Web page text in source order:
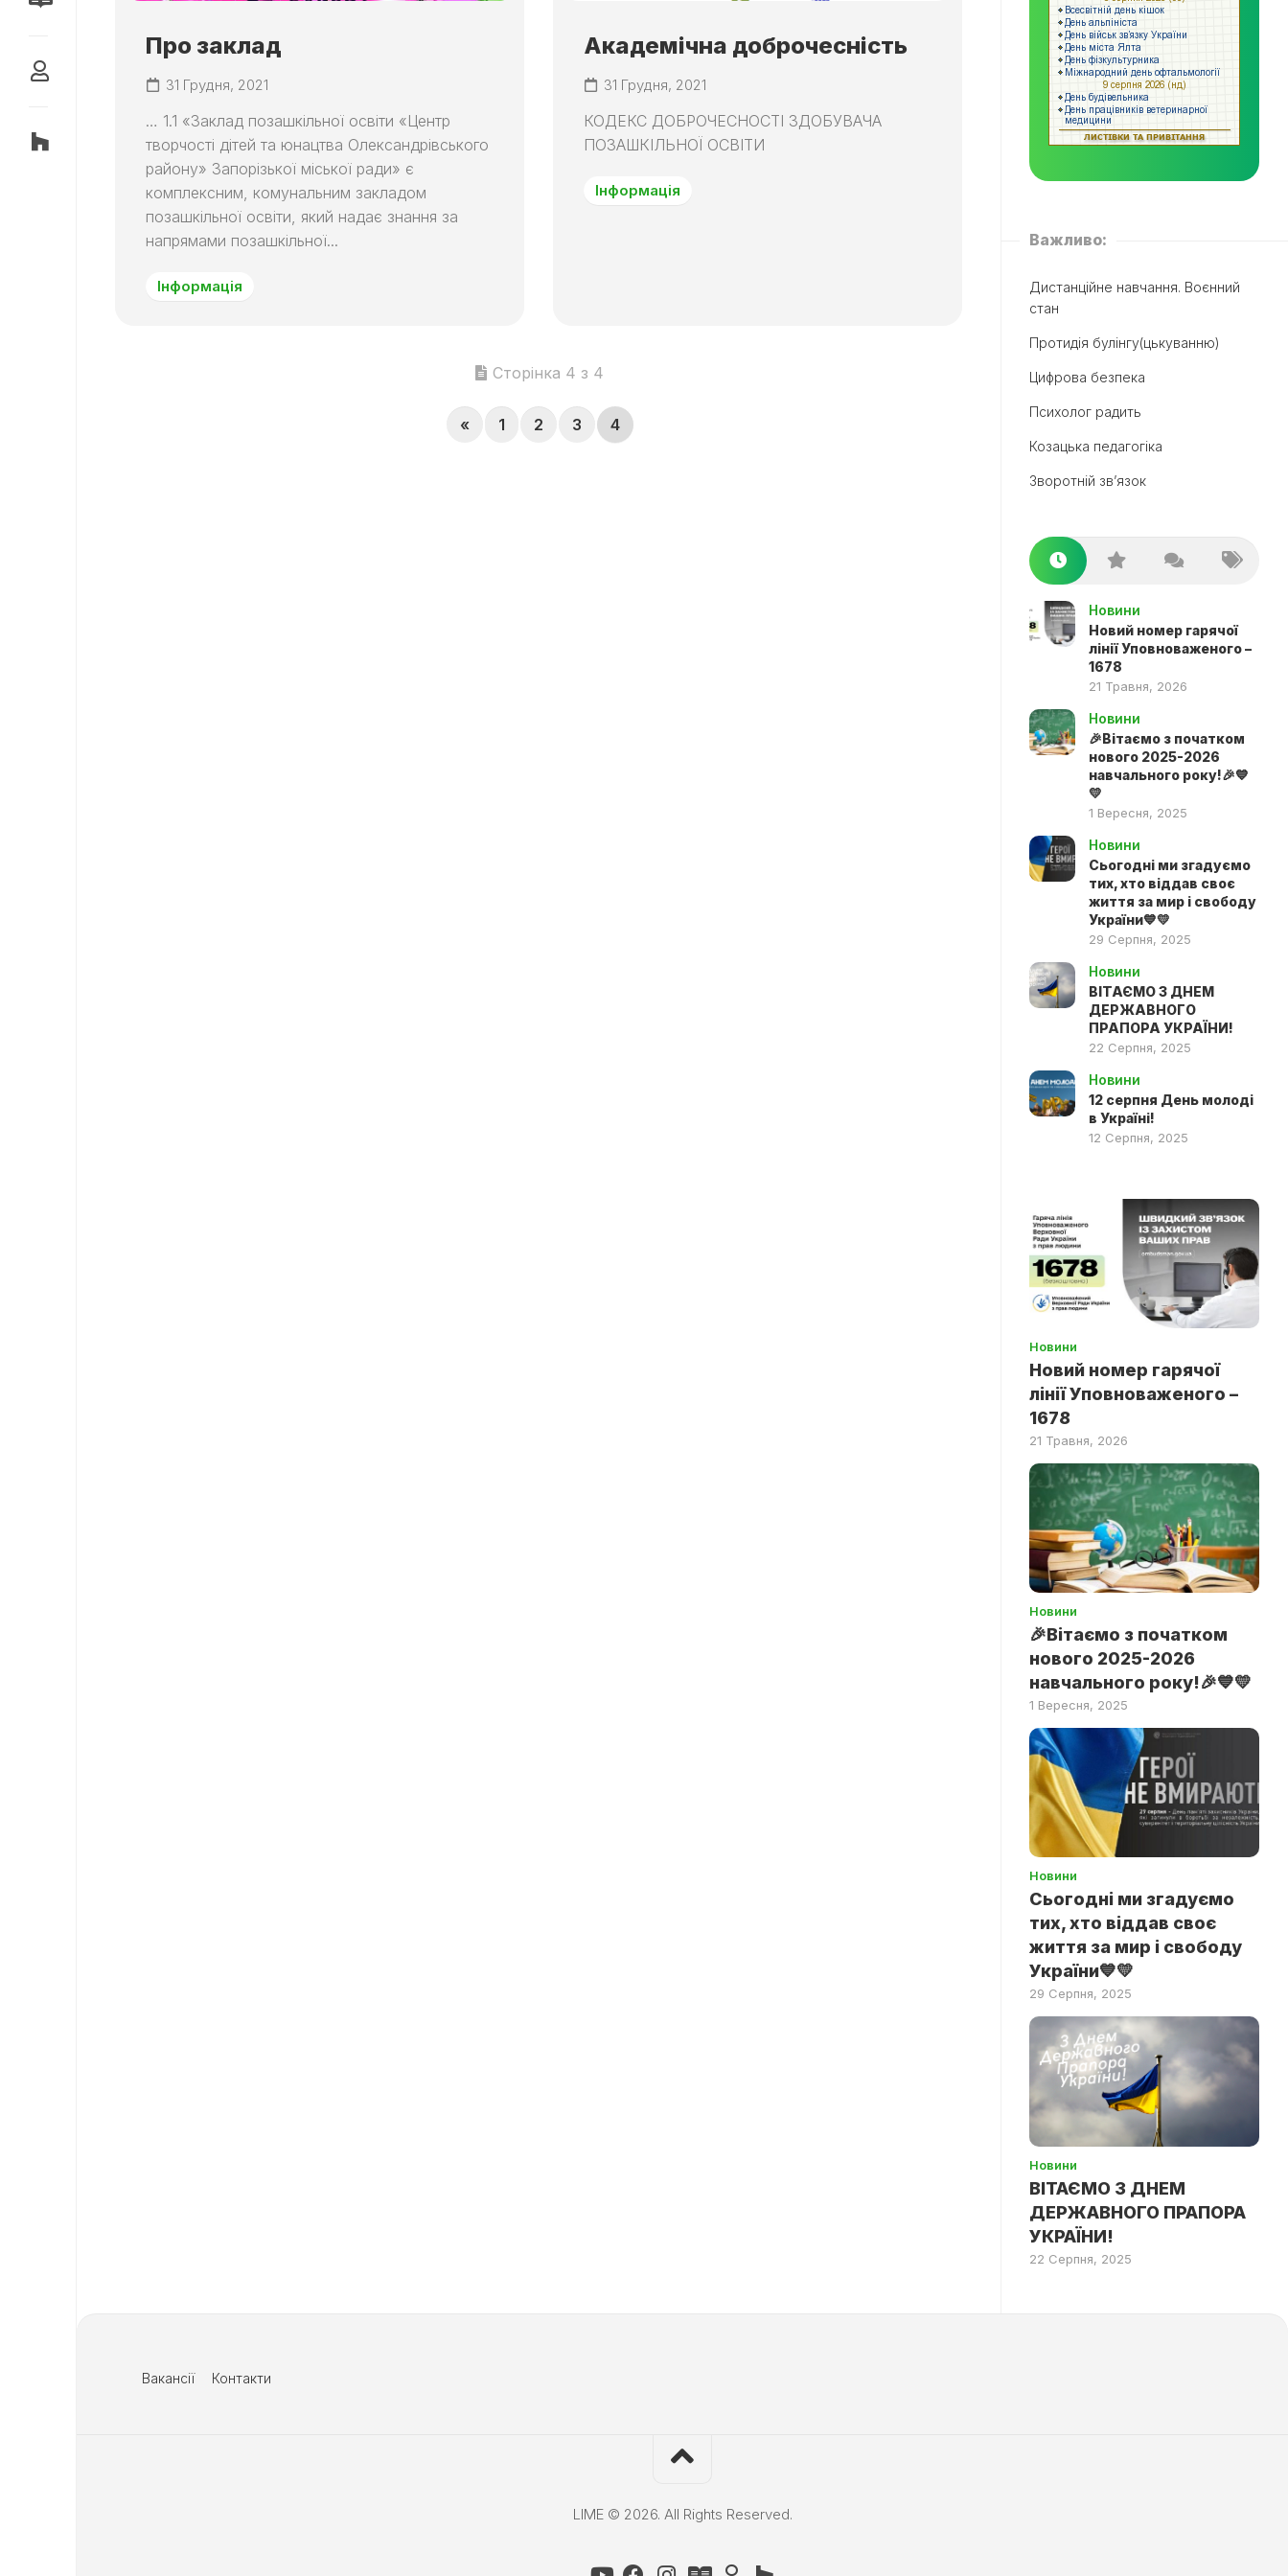
ВАРТОВІ
СВОБОДИ
ФУНКЦІОНУВАННЯ
ТА
РОЗВИТКУ
ФІНАНСУВАННЯ
АТЕСТАЦІЯ
ЗАБЕЗПЕЧЕННЯ
ВИКОНАННЯ
ВИМОГ
ЗУ
Про заклад
31 Грудня, 2021
… 1.1 «Заклад позашкільної освіти «Центр
творчості дітей та юнацтва Олександрівського
району» Запорізької міської ради» є
комплексним, комунальним закладом
позашкільної освіти, який надає знання за
напрямами позашкільної...
Інформація
Академічна доброчесність
31 Грудня, 2021
КОДЕКС ДОБРОЧЕСНОСТІ ЗДОБУВАЧА
ПОЗАШКІЛЬНОЇ ОСВІТИ
Інформація
Сторінка 4 з 4
« 1 2 3 4
Важливо:
Дистанційне навчання. Воєнний
стан
Протидія булінгу(цькуванню)
Цифрова безпека
Психолог радить
Козацька педагогіка
Зворотній зв’язок
Новини
Новий номер гарячої
лінії Уповноваженого –
1678
21 Травня, 2026
Новини
🎉Вітаємо з початком
нового 2025-2026
навчального року!🎉💙
💛
1 Вересня, 2025
Новини
Сьогодні ми згадуємо
тих, хто віддав своє
життя за мир і свободу
України💙💛
29 Серпня, 2025
Новини
ВІТАЄМО З ДНЕМ
ДЕРЖАВНОГО
ПРАПОРА УКРАЇНИ!
22 Серпня, 2025
Новини
12 серпня День молоді
в Україні!
12 Серпня, 2025
Новини
Новий номер гарячої
лінії Уповноваженого –
1678
21 Травня, 2026
Новини
🎉Вітаємо з початком
нового 2025-2026
навчального року!🎉💙💛
1 Вересня, 2025
Новини
Сьогодні ми згадуємо
тих, хто віддав своє
життя за мир і свободу
України💙💛
29 Серпня, 2025
Новини
ВІТАЄМО З ДНЕМ
ДЕРЖАВНОГО ПРАПОРА
УКРАЇНИ!
22 Серпня, 2025
Вакансії Контакти
LIME © 2026. All Rights Reserved.